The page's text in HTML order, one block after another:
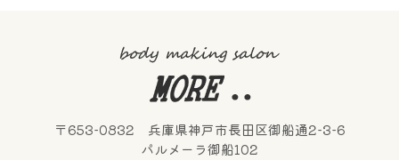
〒653-0832 兵庫県神戸市長田区御船通2-3-6
パルメーラ御船102